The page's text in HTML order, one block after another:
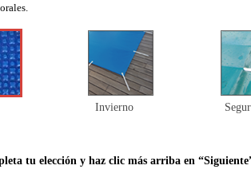
Invierno
tu elección y haz clic más arriba en